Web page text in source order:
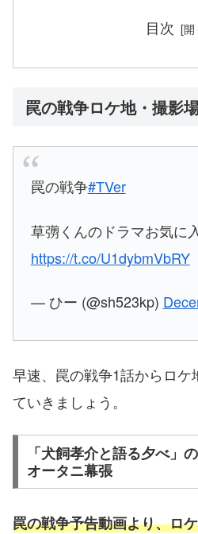
目次
罠の戦争ロケ地・撮影
罠の戦争#TVer
草彅くんのドラマお気に
https://t.co/U1dybmVbRY
— ひー (@sh523kp)
早速、罠の戦争1話からロケ
ていきましょう。
「犬飼孝介と語る夕べ」
オータニ幕張
罠の戦争予告動画より、ロ